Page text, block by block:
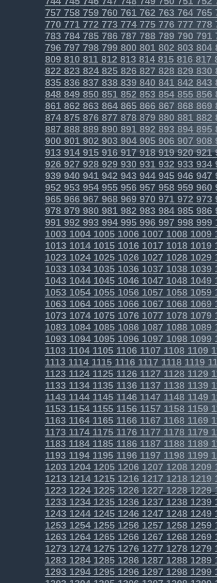
757758759760761762763764765
770771772773774775776777 778
783784785786787788789790791
796797798799800801802803804
809810811812813814815816817
822823824825826827 828829830
835836837838839840841842843
848849850851852853854855856
861862863864865866867 868869
874875876877 878879880 881882
887888889890891892893894895
900901902903904905906907 908
913914915916917918919920921
926927928929930931932933934
939940941942943944945946947
952953954955956957958959960
965966967968969970971972973
978979980981982983984985986
991992993994995996997998999
1003100410051006100710081009
1013101410151016101710181019
1023102410251026102710281029
1033103410351036103710381039
1043104410451046104710481049
1053105410551056105710581059
1063106410651066106710681069
1073107410751076107710781079
1083108410851086108710881089
1093109410951096109710981099
1103110411051106110711081109
1113111411151116111711181119
11231124112511261127 11281129
11331134113511361137 11381139
11431144114511461147 11481149
11531154115511561157 11581159
11631164116511661167 11681169
11731174117511761177 11781179
11831184118511861187 11881189
11931194119511961197 11981199
12031204120512061207 12081209
12131214121512161217 12181219
1223122412251226122712281229
1233123412351236123712381239
1243124412451246124712481249
1253125412551256125712581259
1263126412651266126712681269
1273127412751276127712781279
1283128412851286128712881289
1293129412951296129712981299